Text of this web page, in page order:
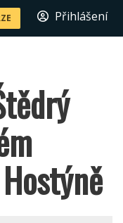
Přihlášení